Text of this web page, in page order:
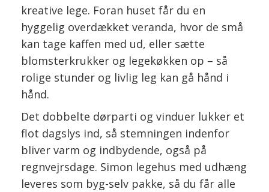
kreative lege. Foran huset får du en
hyggelig overdækket veranda, hvor de små
kan tage kaffen med ud, eller sætte
blomsterkrukker og legekøkken op – så
rolige stunder og livlig leg kan gå hånd i
hånd.
Det dobbelte dørparti og vinduer lukker et
flot dagslys ind, så stemningen indenfor
bliver varm og indbydende, også på
regnvejrsdage. Simon legehus med udhæng
leveres som byg-selv pakke, så du får alle